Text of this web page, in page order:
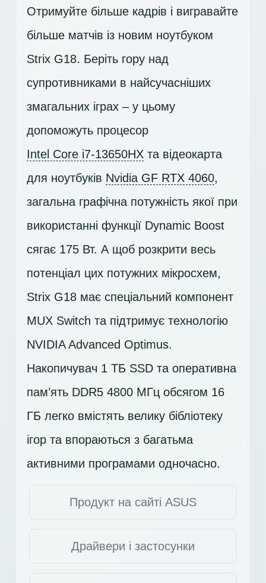
Отримуйте більше кадрів і вигравайте
більше матчів із новим ноутбуком
Strix G18. Беріть гору над
супротивниками в найсучасніших
змагальних іграх – у цьому
допоможуть процесор
Intel Core i7-13650HX та відеокарта
для ноутбуків Nvidia GF RTX 4060,
загальна графічна потужність якої при
використанні функції Dynamic Boost
сягає 175 Вт. А щоб розкрити весь
потенціал цих потужних мікросхем,
Strix G18 має спеціальний компонент
MUX Switch та підтримує технологію
NVIDIA Advanced Optimus.
Накопичувач 1 ТБ SSD та оперативна
пам’ять DDR5 4800 МГц обсягом 16
ГБ легко вмістять велику бібліотеку
ігор та впораються з багатьма
активними програмами одночасно.
Продукт на сайті ASUS
Драйвери і застосунки